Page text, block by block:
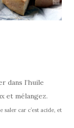
dans l’huile
et mélangez.
saler car c’est acide, et